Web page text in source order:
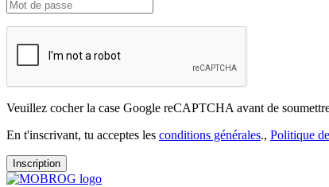
Veuillez cocher la case Google reCAPTCHA avant de
En t'inscrivant, tu acceptes les conditions générales., Politique
Inscription